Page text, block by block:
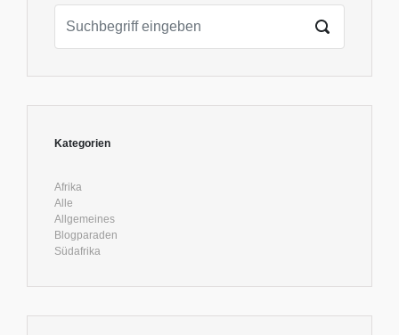
Kategorien
Afrika
Alle
Allgemeines
Blogparaden
Südafrika